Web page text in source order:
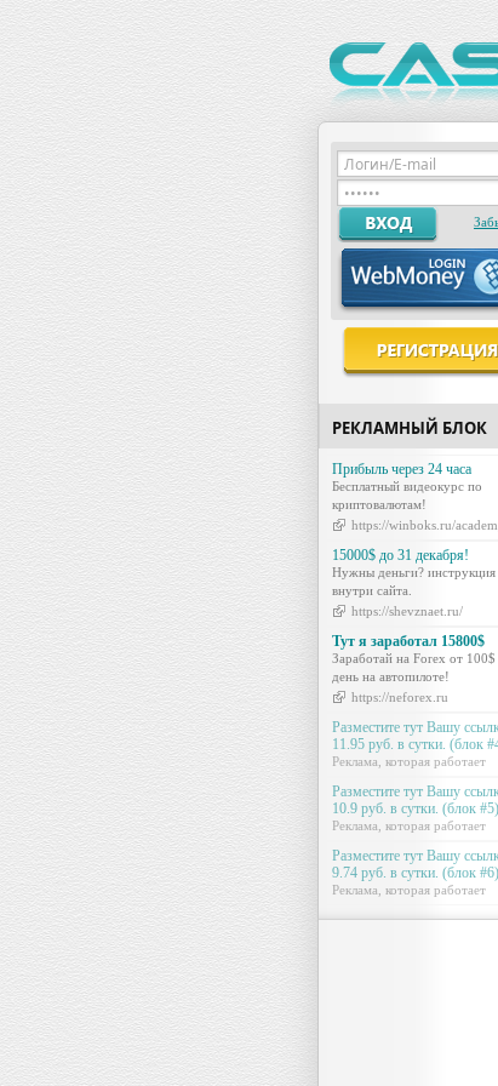
РЕКЛАМНЫЙ БЛОК
Прибыль через 24 часа
Бесплатный видеокурс по
криптовалютам!
https://winboks.ru/
15000$ до 31 декабря!
Нужны деньги? инструкция
внутри сайта.
https://shevznaet.ru/
Тут я заработал 15800$
Заработай на Forex от 100$
день на автопилоте!
https://neforex.ru
Разместите тут Вашу
11.95 руб. в сутки. (блок
Реклама, которая работает
Разместите тут Вашу
10.9 руб. в сутки. (блок #5)
Реклама, которая работает
Разместите тут Вашу
9.74 руб. в сутки. (блок #6)
Реклама, которая работает